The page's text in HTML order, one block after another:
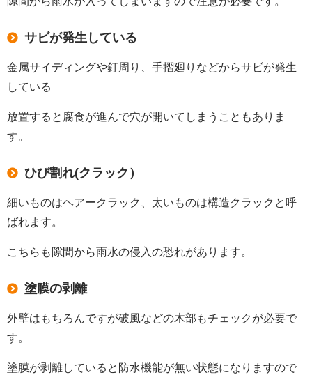
サビが発生している
金属サイディングや釘周り、手摺廻りなどからサビが発生
している
放置すると腐食が進んで穴が開いてしまうこともありま
す。
ひび割れ(クラック）
細いものはヘアークラック、太いものは構造クラックと呼
ばれます。
こちらも隙間から雨水の侵入の恐れがあります。
塗膜の剥離
外壁はもちろんですが破風などの木部もチェックが必要で
す。
塗膜が剥離していると防水機能が無い状態になりますので